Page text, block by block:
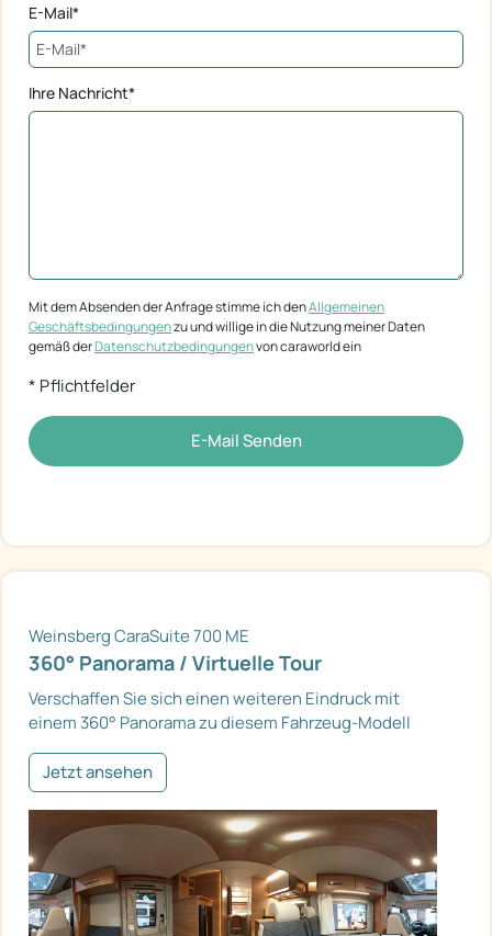
E-Mail*
Ihre Nachricht*
Mit dem Absenden der Anfrage stimme ich denAllgemeinen
Geschäftsbedingungenzu und willige in die Nutzung meiner Daten
gemäß derDatenschutzbedingungenvon caraworld ein
* Pflichtfelder
E-Mail Senden
Weinsberg CaraSuite 700 ME
360° Panorama / Virtuelle Tour
Verschaffen Sie sich einen weiteren Eindruck mit
einem 360° Panorama zu diesem Fahrzeug-Modell
Jetzt ansehen